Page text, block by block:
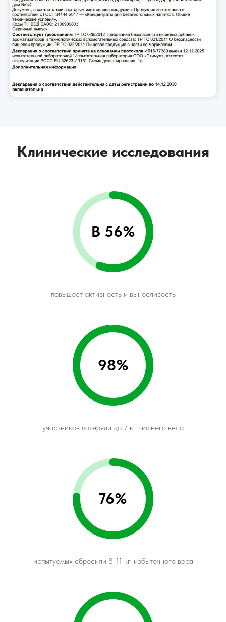
Клинические исследования
В 56%
повышает активность и выносливость
98%
участников потеряли до 7 кг лишнего веса
76%
испытуемых сбросили 8-11 кг. избыточного веса